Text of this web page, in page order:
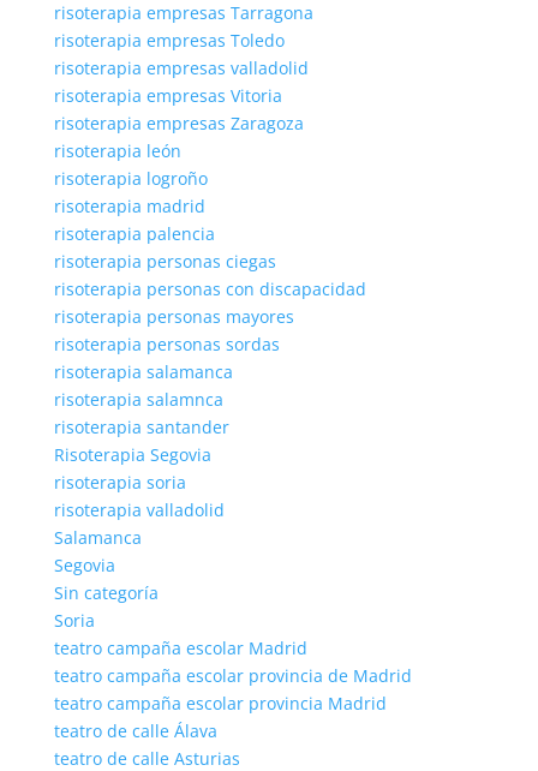
risoterapia empresas Tarragona
risoterapia empresas Toledo
risoterapia empresas valladolid
risoterapia empresas Vitoria
risoterapia empresas Zaragoza
risoterapia león
risoterapia logroño
risoterapia madrid
risoterapia palencia
risoterapia personas ciegas
risoterapia personas con discapacidad
risoterapia personas mayores
risoterapia personas sordas
risoterapia salamanca
risoterapia salamnca
risoterapia santander
Risoterapia Segovia
risoterapia soria
risoterapia valladolid
Salamanca
Segovia
Sin categoría
Soria
teatro campaña escolar Madrid
teatro campaña escolar provincia de Madrid
teatro campaña escolar provincia Madrid
teatro de calle Álava
teatro de calle Asturias